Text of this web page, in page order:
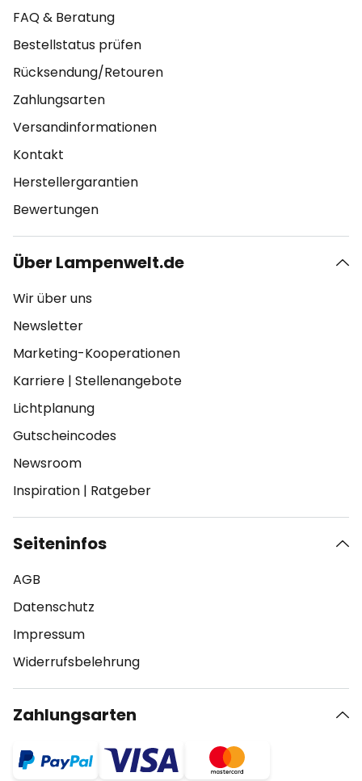
FAQ & Beratung
Bestellstatus prüfen
Rücksendung/Retouren
Zahlungsarten
Versandinformationen
Kontakt
Herstellergarantien
Bewertungen
Über Lampenwelt.de
Wir über uns
Newsletter
Marketing-Kooperationen
Karriere | Stellenangebote
Lichtplanung
Gutscheincodes
Newsroom
Inspiration | Ratgeber
Seiteninfos
AGB
Datenschutz
Impressum
Widerrufsbelehrung
Zahlungsarten